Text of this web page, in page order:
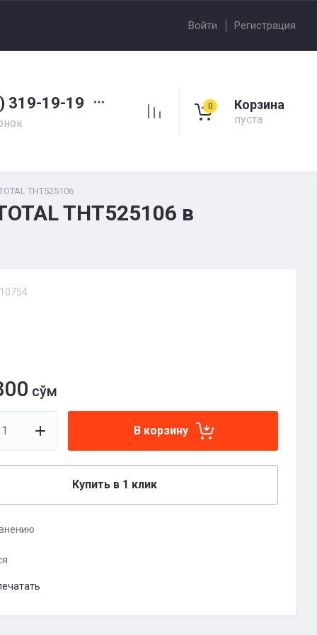
Войти Регистрация
319-19-19 0 Корзина
пуста
THT525106
THT525106 в
сўм
В корзину
Купить в 1 клик